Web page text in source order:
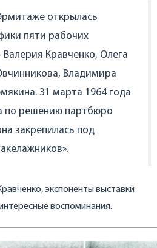
открылась
пяти рабочих
Кравченко, Олега
Владимира
31 марта 1964 года
по решению партбюро
закрепилась под
экспоненты выставки
воспоминания.